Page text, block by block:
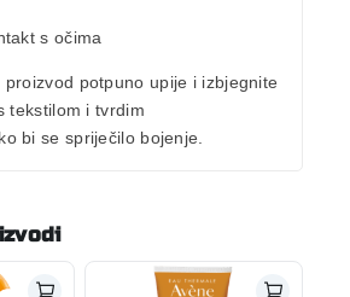
s očima
proizvod potpuno upije i izbjegnite
tekstilom i tvrdim
bi se spriječilo bojenje.